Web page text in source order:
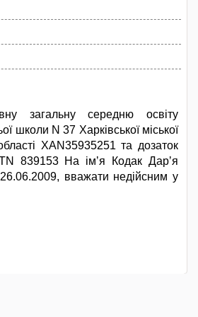
загальну середню освіту
школи N 37 Харківської міської
XАN35935251 та дозаток
839153 На імʼя Кодак Дарʼя
вважати недійсним у